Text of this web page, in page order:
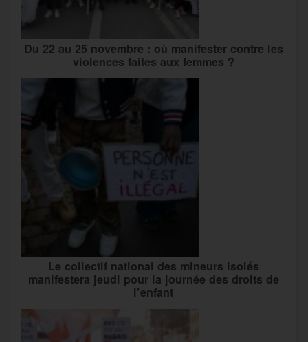
Du 22 au 25 novembre : où manifester contre les
violences faites aux femmes ?
Le collectif national des mineurs isolés
manifestera jeudi pour la journée des droits de
l’enfant